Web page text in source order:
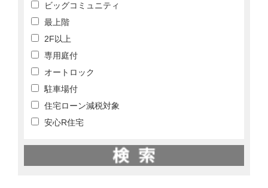
ビッグコミュニティ
最上階
2F以上
専用庭付
オートロック
駐車場付
住宅ローン減税対象
安心R住宅